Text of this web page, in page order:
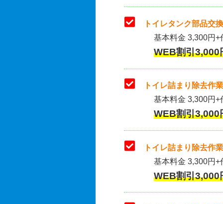
トイレタンク部品交
基本料金 3,300円+
WEB割引
トイレ詰まり除去作
基本料金 3,300円+
WEB割引
トイレ詰まり除去作
基本料金 3,300円+
WEB割引